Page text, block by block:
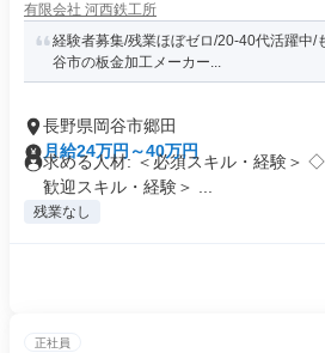
有限会社 河西鉄工所
経験者募集/残業ほぼゼロ/20-40代活躍中/
谷市の板金加工メーカー...
長野県岡谷市郷田
月給24万円～40万円
求める人材: ＜必須スキル・経験＞
歓迎スキル・経験＞ ...
残業なし
正社員